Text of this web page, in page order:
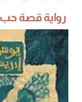
رواية قصة